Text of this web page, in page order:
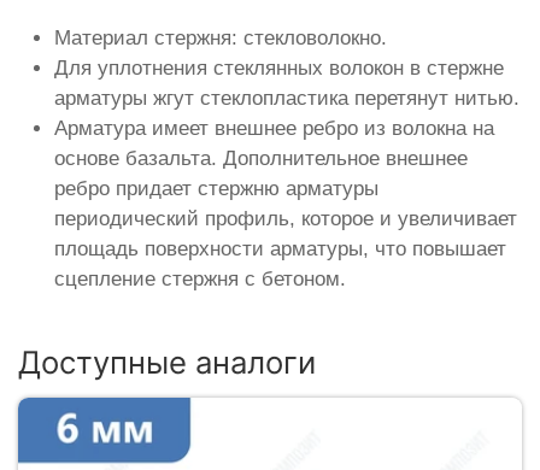
Материал стержня: стекловолокно.
Для уплотнения стеклянных волокон в стержне
арматуры жгут стеклопластика перетянут нитью.
Арматура имеет внешнее ребро из волокна на
основе базальта. Дополнительное внешнее
ребро придает стержню арматуры
периодический профиль, которое и увеличивает
площадь поверхности арматуры, что повышает
сцепление стержня с бетоном.
Доступные аналоги